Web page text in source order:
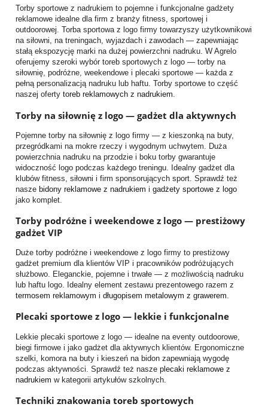
Torby sportowe z nadrukiem to pojemne i funkcjonalne gadżety
reklamowe idealne dla firm z branży fitness, sportowej i
outdoorowej. Torba sportowa z logo firmy towarzyszy użytkownikowi
na siłowni, na treningach, wyjazdach i zawodach — zapewniając
stałą ekspozycję marki na dużej powierzchni nadruku. W Agrelo
oferujemy szeroki wybór toreb sportowych z logo — torby na
siłownię, podróżne, weekendowe i plecaki sportowe — każda z
pełną personalizacją nadruku lub haftu. Torby sportowe to część
naszej oferty toreb reklamowych z nadrukiem.
Torby na siłownię z logo — gadżet dla aktywnych
Pojemne torby na siłownię z logo firmy — z kieszonką na buty,
przegródkami na mokre rzeczy i wygodnym uchwytem. Duża
powierzchnia nadruku na przodzie i boku torby gwarantuje
widoczność logo podczas każdego treningu. Idealny gadżet dla
klubów fitness, siłowni i firm sponsorujących sport. Sprawdź też
nasze bidony reklamowe z nadrukiem i gadżety sportowe z logo
jako komplet.
Torby podróżne i weekendowe z logo — prestiżowy
gadżet VIP
Duże torby podróżne i weekendowe z logo firmy to prestiżowy
gadżet premium dla klientów VIP i pracowników podróżujących
służbowo. Eleganckie, pojemne i trwałe — z możliwością nadruku
lub haftu logo. Idealny element zestawu prezentowego razem z
termosem reklamowym i długopisem metalowym z grawerem.
Plecaki sportowe z logo — lekkie i funkcjonalne
Lekkie plecaki sportowe z logo — idealne na eventy outdoorowe,
biegi firmowe i jako gadżet dla aktywnych klientów. Ergonomiczne
szelki, komora na buty i kieszeń na bidon zapewniają wygodę
podczas aktywności. Sprawdź też nasze plecaki reklamowe z
nadrukiem w kategorii artykułów szkolnych.
Techniki znakowania toreb sportowych